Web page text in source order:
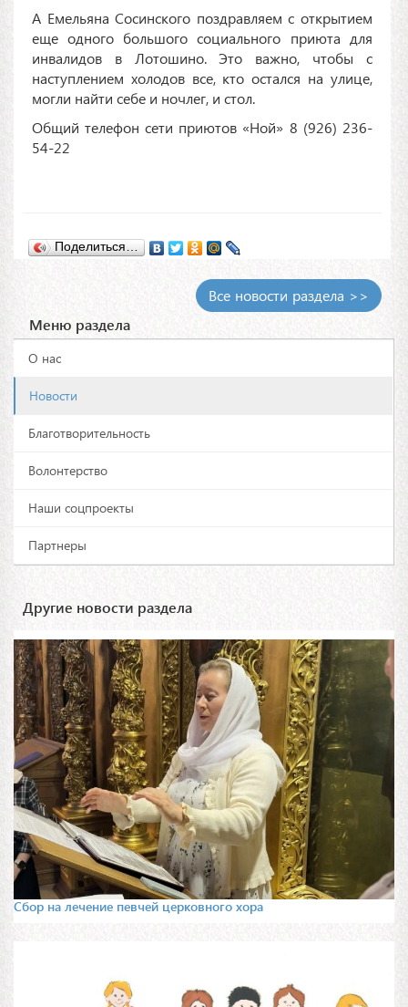
А Емельяна Сосинского поздравляем с открытием
еще одного большого социального приюта для
инвалидов в Лотошино. Это важно, чтобы с
наступлением холодов все, кто остался на улице,
могли найти себе и ночлег, и стол.
Общий телефон сети приютов «Ной» 8 (926) 236-
54-22
Поделиться…
Все новости раздела >>
Меню раздела
О нас
Новости
Благотворительность
Волонтерство
Наши соцпроекты
Партнеры
Другие новости раздела
Сбор на лечение певчей церковного хора